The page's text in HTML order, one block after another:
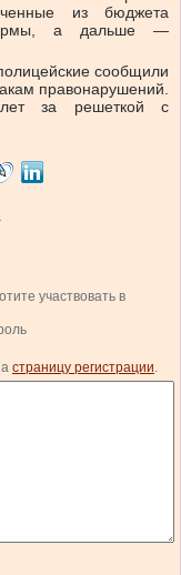
из бюджета
а дальше —
сообщили
правонарушений.
лет за решеткой с
участвовать в
страницу регистрации.